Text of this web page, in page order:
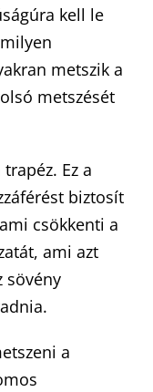
kell le
metszik a
metszését
Ez a
biztosít
csökkenti a
ami azt
sövény
a